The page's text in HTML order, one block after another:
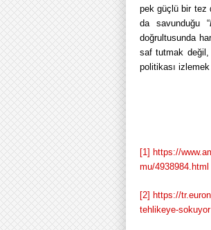
pek güçlü bir tez
da savunduğu “
doğrultusunda
saf tutmak değil,
politikası
[1] https://
mu/4938984.html
[2] https://
tehlikeye-sokuyor